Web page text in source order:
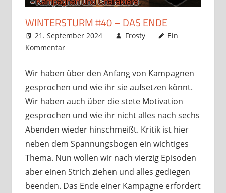
WINTERSTURM #40 – DAS ENDE
21. September 2024 Frosty
Ein
Kommentar
Wir haben über den Anfang von Kampagnen
gesprochen und wie ihr sie aufsetzen könnt.
Wir haben auch über die stete Motivation
gesprochen und wie ihr nicht alles nach sechs
Abenden wieder hinschmeißt. Kritik ist hier
neben dem Spannungsbogen ein wichtiges
Thema. Nun wollen wir nach vierzig Episoden
aber einen Strich ziehen und alles gediegen
beenden. Das Ende einer Kampagne erfordert